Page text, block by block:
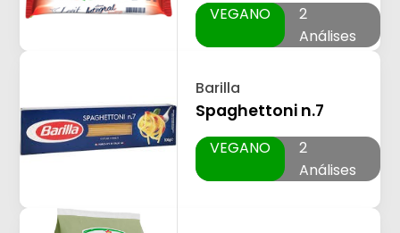
VEGANO
2
Análises
Barilla
Spaghettoni n.7
VEGANO
2
Análises